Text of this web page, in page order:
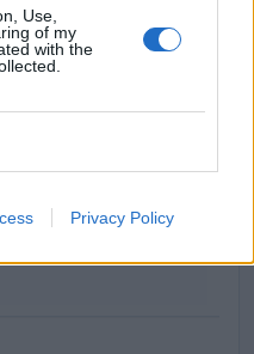
Use,
of my
with the
Privacy Policy
SULLA SEZIONE
56 DEL DECRETO-LEGGE
Centrale S.p.A.
dall'epidemia di